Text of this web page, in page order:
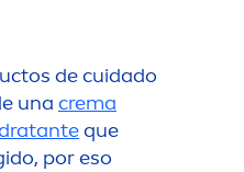
de cuidado
una crema
que
por eso